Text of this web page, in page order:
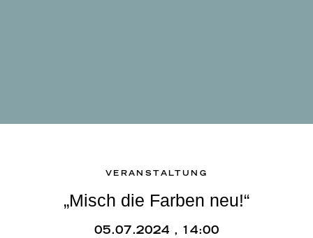
VERANSTALTUNG
„Misch die Farben neu!“
05.07.2024 , 14:00